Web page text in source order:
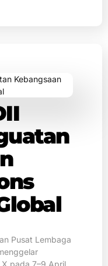
Pusat Lembaga
pada 7–9 April